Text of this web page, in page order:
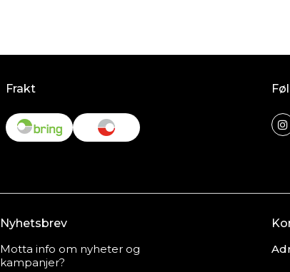
Frakt
Nyhetsbrev
Motta info om nyheter og
kampanjer?